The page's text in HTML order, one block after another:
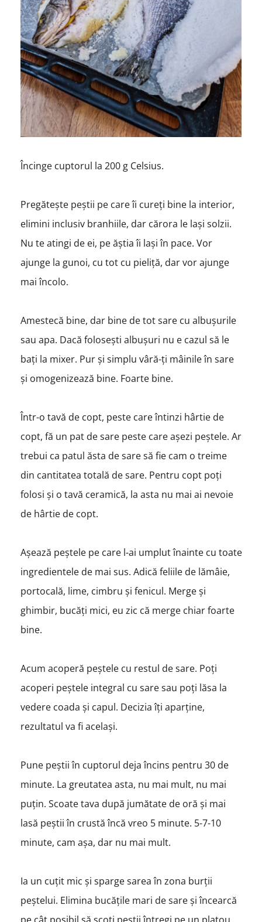
Încinge cuptorul la 200 g Celsius.
Pregătește peștii pe care îi cureți bine la interior,
elimini inclusiv branhiile, dar cărora le lași solzii.
Nu te atingi de ei, pe ăștia îi lași în pace. Vor
ajunge la gunoi, cu tot cu pieliță, dar vor ajunge
mai încolo.
Amestecă bine, dar bine de tot sare cu albușurile
sau apa. Dacă folosești albușuri nu e cazul să le
bați la mixer. Pur și simplu vâră-ți mâinile în sare
și omogenizează bine. Foarte bine.
Într-o tavă de copt, peste care întinzi hârtie de
copt, fă un pat de sare peste care așezi peștele. Ar
trebui ca patul ăsta de sare să fie cam o treime
din cantitatea totală de sare. Pentru copt poți
folosi și o tavă ceramică, la asta nu mai ai nevoie
de hârtie de copt.
Așează peștele pe care l-ai umplut înainte cu toate
ingredientele de mai sus. Adică feliile de lămâie,
portocală, lime, cimbru și fenicul. Merge și
ghimbir, bucăți mici, eu zic că merge chiar foarte
bine.
Acum acoperă peștele cu restul de sare. Poți
acoperi peștele integral cu sare sau poți lăsa la
vedere coada și capul. Decizia îți aparține,
rezultatul va fi același.
Pune peștii în cuptorul deja încins pentru 30 de
minute. La greutatea asta, nu mai mult, nu mai
puțin. Scoate tava după jumătate de oră și mai
lasă peștii în crustă încă vreo 5 minute. 5-7-10
minute, cam așa, dar nu mai mult.
Ia un cuțit mic și sparge sarea în zona burții
peștelui. Elimina bucățile mari de sare și încearcă